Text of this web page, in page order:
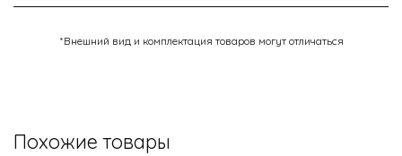
*Внешний вид и комплектация товаров могут отличаться
Похожие товары